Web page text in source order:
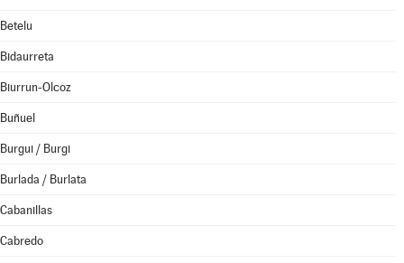
Betelu
Bidaurreta
Biurrun-Olcoz
Buñuel
Burgui / Burgi
Burlada / Burlata
Cabanillas
Cabredo